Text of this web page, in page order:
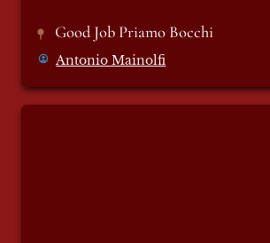
Good Job Priamo Bocchi
Antonio Mainolfi